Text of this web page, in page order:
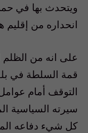
ويتحدث بها في
انحداره من إقليم
على انه من الظلم
قمة السلطة في
التوقف أمام
سيرته السياسية
كل شيء دفاعه